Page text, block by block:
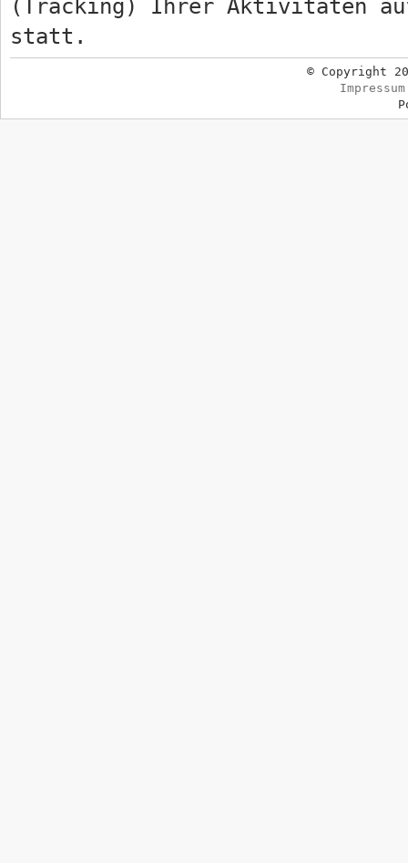
(Tracking) Ihrer Aktivitäten
statt.
© Copyright
Impressum